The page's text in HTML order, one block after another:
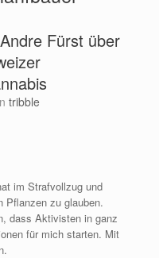
Fürst über
tribble
im Strafvollzug und
Pflanzen zu glauben.
dass Aktivisten in ganz
für mich starten. Mit